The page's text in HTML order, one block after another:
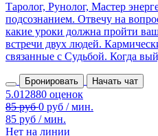
Таролог, Рунолог, Мастер
подсознанием. Отвечу на
какие уроки должна пройти
встречи двух людей.
связанные с Судьбой. Когда
Бронировать Начать чат
85 руб / мин.
Нет на линии